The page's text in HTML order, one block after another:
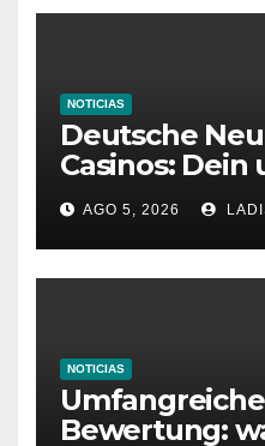
NOTICIAS
Deutsche
Casinos:
Ratgeber für
AGO 5, 2026
NOTICIAS
Bewertung: